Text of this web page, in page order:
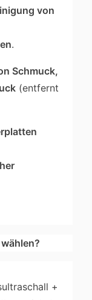
von
.
Schmuck,
(entfernt
+